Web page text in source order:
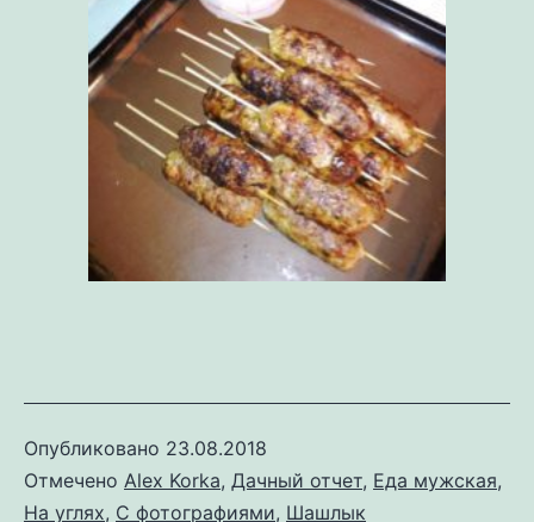
Опубликовано 23.08.2018
Отмечено Alex Korka, Дачный отчет, Еда мужская,
На углях, С фотографиями, Шашлык